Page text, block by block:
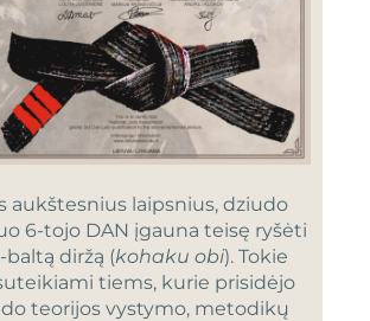
aukštesnius laipsnius, dziudo
6-tojo DAN įgauna teisę ryšėti
baltą diržą (kohaku obi). Tokie
tiems, kurie prisidėjo
teorijos vystymo, metodikų